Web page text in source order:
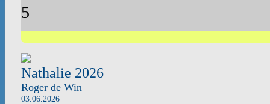
5
Nathalie 2026
Roger de Win
03.06.2026